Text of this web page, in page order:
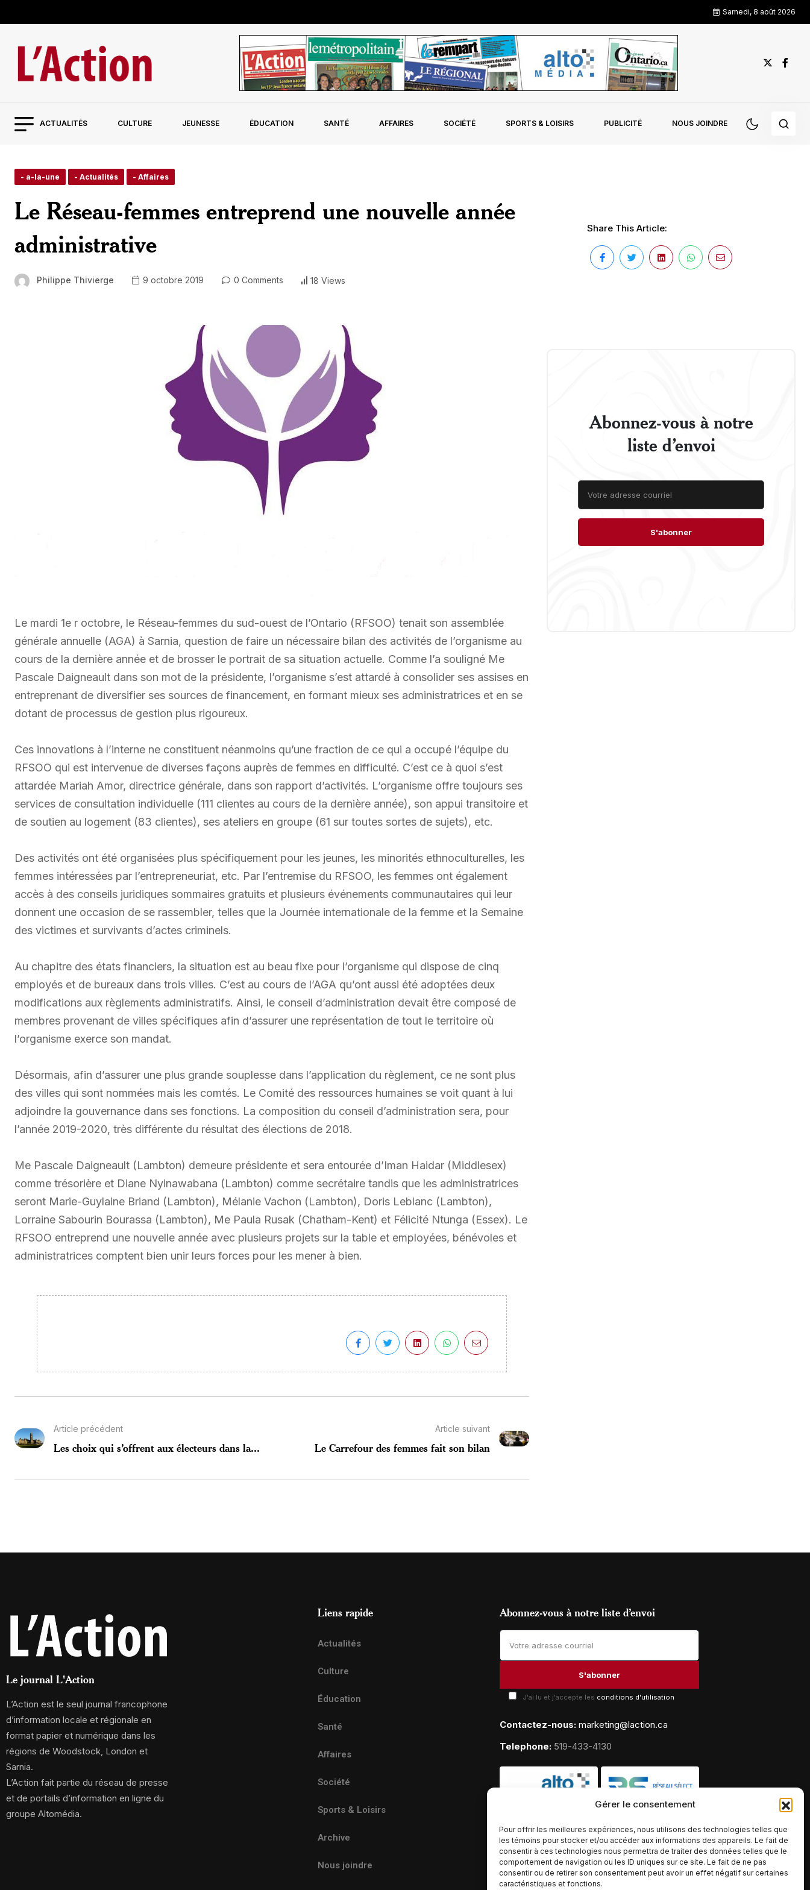
Gérer le consentement
Pour offrir les meilleures expériences, nous utilisons des technologies telles que
les témoins pour stocker et/ou accéder aux informations des appareils. Le fait de
consentir à ces technologies nous permettra de traiter des données telles que le
comportement de navigation ou les ID uniques sur ce site. Le fait de ne pas
consentir ou de retirer son consentement peut avoir un effet négatif sur certaines
caractéristiques et fonctions.
Samedi, 8 août 2026
ACTUALITÉS CULTURE JEUNESSE ÉDUCATION SANTÉ AFFAIRES SOCIÉTÉ SPORTS & LOISIRS PUBLICITÉ NOUS JOINDRE
- a-la-une - Actualités - Affaires
Le Réseau-femmes entreprend une nouvelle année
administrative
Philippe Thivierge 9 octobre 2019 0 Comments 18 Views
Share This Article:
Le mardi 1e r octobre, le Réseau-femmes du sud-ouest de l’Ontario (RFSOO) tenait son assemblée
générale annuelle (AGA) à Sarnia, question de faire un nécessaire bilan des activités de l’organisme au
cours de la dernière année et de brosser le portrait de sa situation actuelle. Comme l’a souligné Me
Pascale Daigneault dans son mot de la présidente, l’organisme s’est attardé à consolider ses assises en
entreprenant de diversifier ses sources de financement, en formant mieux ses administratrices et en se
dotant de processus de gestion plus rigoureux.
Ces innovations à l’interne ne constituent néanmoins qu’une fraction de ce qui a occupé l’équipe du
RFSOO qui est intervenue de diverses façons auprès de femmes en difficulté. C’est ce à quoi s’est
attardée Mariah Amor, directrice générale, dans son rapport d’activités. L’organisme offre toujours ses
services de consultation individuelle (111 clientes au cours de la dernière année), son appui transitoire et
de soutien au logement (83 clientes), ses ateliers en groupe (61 sur toutes sortes de sujets), etc.
Des activités ont été organisées plus spécifiquement pour les jeunes, les minorités ethnoculturelles, les
femmes intéressées par l’entrepreneuriat, etc. Par l’entremise du RFSOO, les femmes ont également
accès à des conseils juridiques sommaires gratuits et plusieurs événements communautaires qui leur
donnent une occasion de se rassembler, telles que la Journée internationale de la femme et la Semaine
des victimes et survivants d’actes criminels.
Au chapitre des états financiers, la situation est au beau fixe pour l’organisme qui dispose de cinq
employés et de bureaux dans trois villes. C’est au cours de l’AGA qu’ont aussi été adoptées deux
modifications aux règlements administratifs. Ainsi, le conseil d’administration devait être composé de
membres provenant de villes spécifiques afin d’assurer une représentation de tout le territoire où
l’organisme exerce son mandat.
Désormais, afin d’assurer une plus grande souplesse dans l’application du règlement, ce ne sont plus
des villes qui sont nommées mais les comtés. Le Comité des ressources humaines se voit quant à lui
adjoindre la gouvernance dans ses fonctions. La composition du conseil d’administration sera, pour
l’année 2019-2020, très différente du résultat des élections de 2018.
Me Pascale Daigneault (Lambton) demeure présidente et sera entourée d’Iman Haidar (Middlesex)
comme trésorière et Diane Nyinawabana (Lambton) comme secrétaire tandis que les administratrices
seront Marie-Guylaine Briand (Lambton), Mélanie Vachon (Lambton), Doris Leblanc (Lambton),
Lorraine Sabourin Bourassa (Lambton), Me Paula Rusak (Chatham-Kent) et Félicité Ntunga (Essex). Le
RFSOO entreprend une nouvelle année avec plusieurs projets sur la table et employées, bénévoles et
administratrices comptent bien unir leurs forces pour les mener à bien.
Article précédent
Les choix qui s’offrent aux électeurs dans la...
Article suivant
Le Carrefour des femmes fait son bilan
Abonnez-vous à notre
liste d’envoi
Le journal L'Action
L’Action est le seul journal francophone
d’information locale et régionale en
format papier et numérique dans les
régions de Woodstock, London et
Sarnia.
L’Action fait partie du réseau de presse
et de portails d’information en ligne du
groupe Altomédia.
Liens rapide
Actualités
Culture
Éducation
Santé
Affaires
Société
Sports & Loisirs
Archive
Nous joindre
Abonnez-vous à notre liste d’envoi
J'ai lu et j'accepte les conditions d'utilisation
Contactez-nous: marketing@laction.ca
Telephone: 519-433-4130